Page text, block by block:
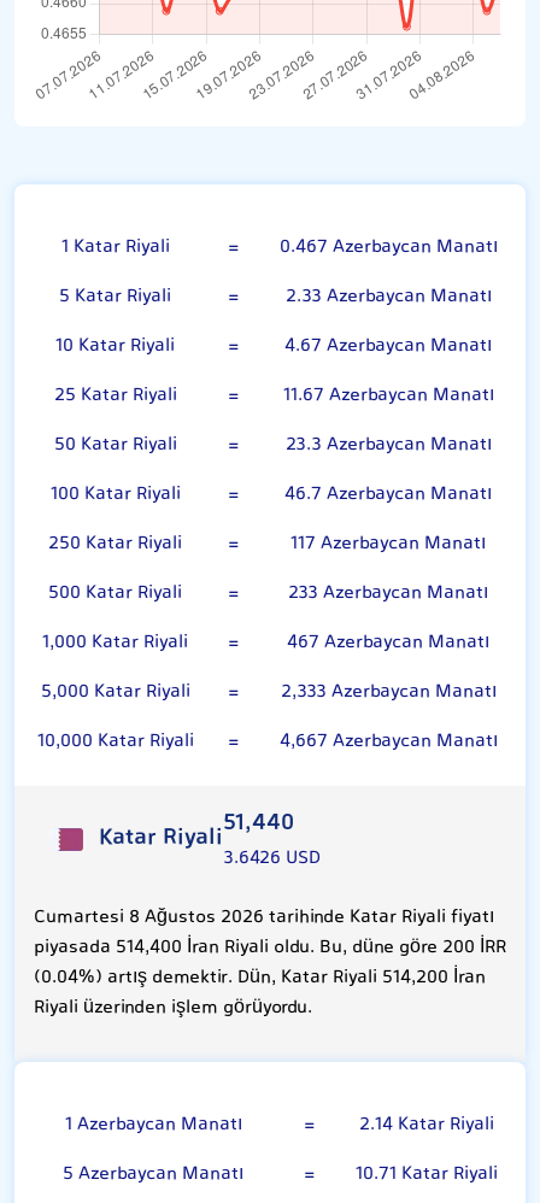
1 Katar Riyali =
0.467 Azerbaycan Manatı
5 Katar Riyali
=
2.33 Azerbaycan Manatı
10 Katar Riyali
=
4.67 Azerbaycan Manatı
25 Katar Riyali
=
11.67 Azerbaycan Manatı
50 Katar Riyali
=
23.3 Azerbaycan Manatı
100 Katar Riyali
=
46.7 Azerbaycan Manatı
250 Katar Riyali
=
117 Azerbaycan Manatı
500 Katar Riyali
=
233 Azerbaycan Manatı
1,000 Katar Riyali
=
467 Azerbaycan Manatı
5,000 Katar Riyali
=
2,333 Azerbaycan Manatı
10,000 Katar Riyali
= 4,667 Azerbaycan Manatı
Katar Riyali51,440
3.6426 USD
Cumartesi 8 Ağustos 2026 tarihinde Katar Riyali fiyatı
piyasada 514,400 İran Riyali oldu. Bu, düne göre 200 İRR
(0.04%) artış demektir. Dün, Katar Riyali 514,200 İran
Riyali üzerinden işlem görüyordu.
1 Azerbaycan Manatı =
2.14 Katar Riyali
5 Azerbaycan Manatı
= 10.71 Katar Riyali